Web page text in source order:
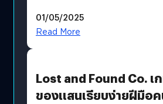
ได้ลงตัว
01/05/2025
Read More
Lost and Found Co. เ
ของแสนเรียบง่ายฝีมือค